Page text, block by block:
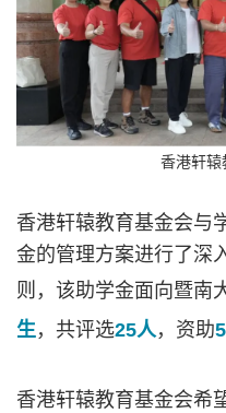
香港轩辕
香港轩辕教育基金会与
金的管理方案进行了深
则，该助学金面向暨南
生，共评选25人，资助
香港轩辕教育基金会希